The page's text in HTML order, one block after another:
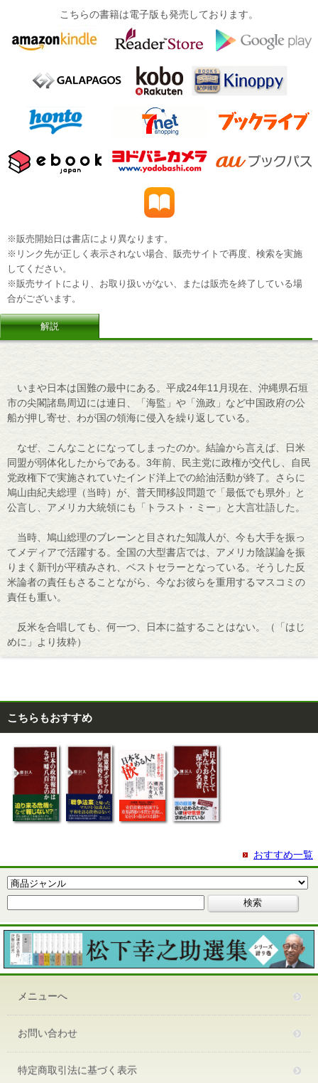
こちらの書籍は電子版も発売しております。
※販売開始日は書店により異なります。
※リンク先が正しく表示されない場合、販売サイトで再度、検索を実施
してください。
※販売サイトにより、お取り扱いがない、または販売を終了している場
合がございます。
解説
いまや日本は国難の最中にある。平成24年11月現在、沖縄県石垣
市の尖閣諸島周辺には連日、「海監」や「漁政」など中国政府の公
船が押し寄せ、わが国の領海に侵入を繰り返している。
なぜ、こんなことになってしまったのか。結論から言えば、日米
同盟が弱体化したからである。3年前、民主党に政権が交代し、自民
党政権下で実施されていたインド洋上での給油活動が終了。さらに
鳩山由紀夫総理（当時）が、普天間移設問題で「最低でも県外」と
公言し、アメリカ大統領にも「トラスト・ミー」と大言壮語した。
当時、鳩山総理のブレーンと目された知識人が、今も大手を振っ
てメディアで活躍する。全国の大型書店では、アメリカ陰謀論を振
りまく新刊が平積みされ、ベストセラーとなっている。そうした反
米論者の責任もさることながら、今なお彼らを重用するマスコミの
責任も重い。
反米を合唱しても、何一つ、日本に益することはない。（「はじ
めに」より抜粋）
こちらもおすすめ
おすすめ一覧
メニューへ
お問い合わせ
特定商取引法に基づく表示